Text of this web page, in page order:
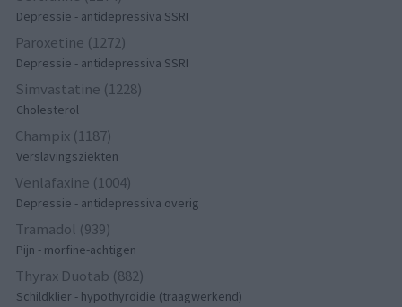
Depressie - antidepressiva SSRI
Paroxetine (1272)
Depressie - antidepressiva SSRI
Simvastatine (1228)
Cholesterol
Champix (1187)
Verslavingsziekten
Venlafaxine (1004)
Depressie - antidepressiva overig
Tramadol (939)
Pijn - morfine-achtigen
Thyrax Duotab (882)
Schildklier - hypothyroidie (traagwerkend)